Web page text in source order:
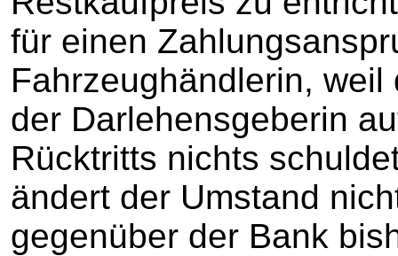
für einen
Fahrzeughändlerin,
der Darlehensgeberin
Rücktritts nichts
ändert der Umstand
gegenüber der Bank